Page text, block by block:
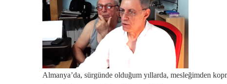
Almanya’da, sürgünde olduğum yıllarda, mesleğimden